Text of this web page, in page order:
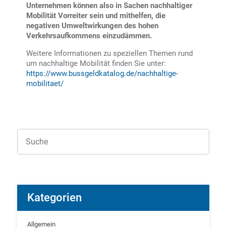
Unternehmen können also in Sachen nachhaltiger
Mobilität Vorreiter sein und mithelfen, die
negativen Umweltwirkungen des hohen
Verkehrsaufkommens einzudämmen.
Weitere Informationen zu speziellen Themen rund
um nachhaltige Mobilität finden Sie unter:
https://www.bussgeldkatalog.de/nachhaltige-
mobilitaet/
Kategorien
Allgemein